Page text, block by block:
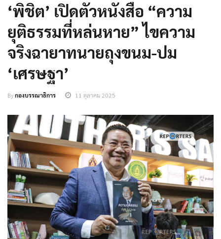
‘พิชิต’ เปิดตัวหนังสือ “ความ
ยุติธรรมที่หล่นหาย” ไขความ
จริงฉายาทนายถุงขนม-ปม
‘เศรษฐา’
Byกองบรรณาธิการ 11 ตุลาคม 2025